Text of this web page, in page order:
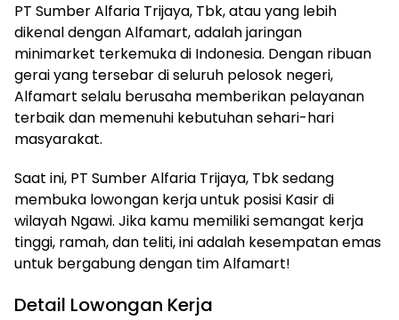
PT Sumber Alfaria Trijaya, Tbk, atau yang lebih
dikenal dengan Alfamart, adalah jaringan
minimarket terkemuka di Indonesia. Dengan ribuan
gerai yang tersebar di seluruh pelosok negeri,
Alfamart selalu berusaha memberikan pelayanan
terbaik dan memenuhi kebutuhan sehari-hari
masyarakat.
Saat ini, PT Sumber Alfaria Trijaya, Tbk sedang
membuka lowongan kerja untuk posisi Kasir di
wilayah Ngawi. Jika kamu memiliki semangat kerja
tinggi, ramah, dan teliti, ini adalah kesempatan emas
untuk bergabung dengan tim Alfamart!
Detail Lowongan Kerja